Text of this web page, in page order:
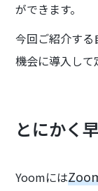
ができます。
今回ご紹介す
機会に導入して
とにかく
Yoomには